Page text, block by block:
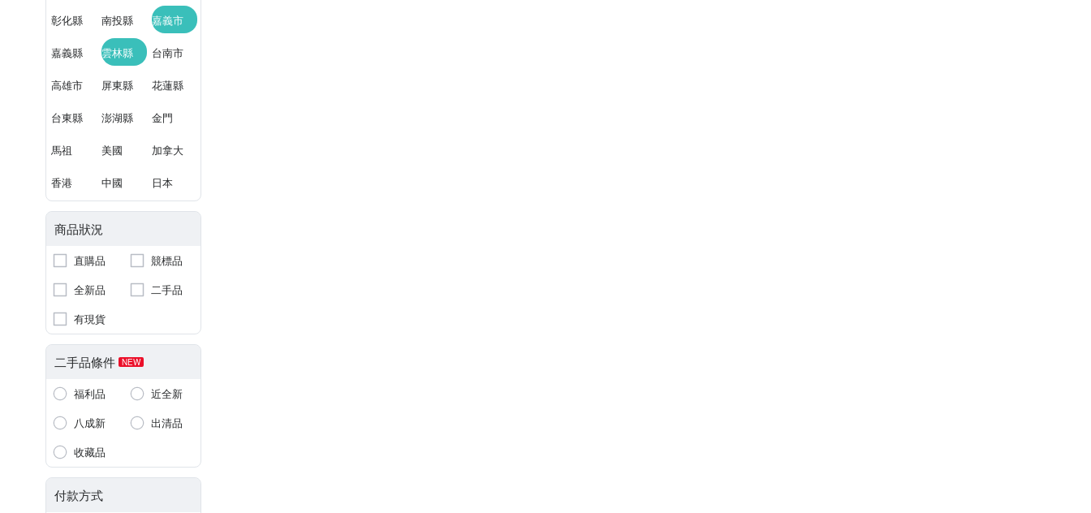
彰化縣 南投縣 嘉義市
嘉義縣 雲林縣 台南市
高雄市 屏東縣 花蓮縣
台東縣 澎湖縣 金門
馬祖 美國 加拿大
香港 中國 日本
商品狀況
直購品
競標品
全新品
二手品
有現貨
二手品條件 NEW
福利品
近全新
八成新
出清品
收藏品
付款方式